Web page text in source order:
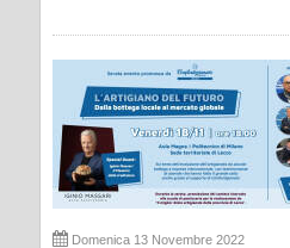
Domenica 13 Novembre 2022